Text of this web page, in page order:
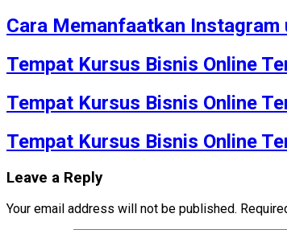
Cara Memanfaatkan
Tempat Kursus Bisnis Online
Tempat Kursus Bisnis Online
Tempat Kursus Bisnis Online
Leave a Reply
Your email address will not be published.